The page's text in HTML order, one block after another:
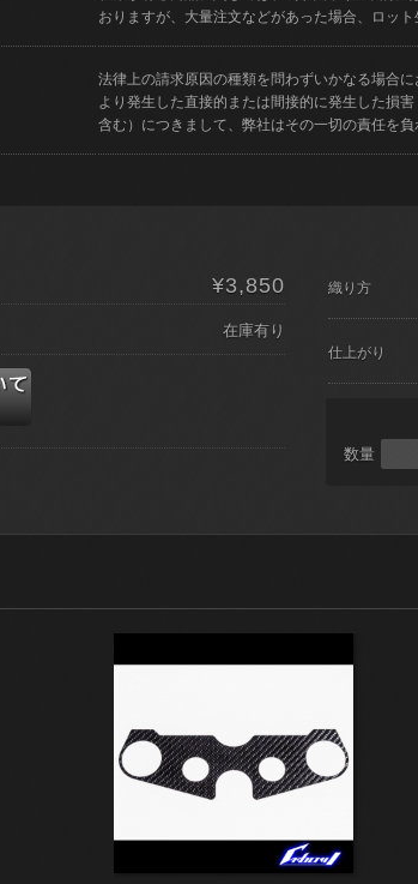
おりますが、大量注文などがあった場合、ロッ
法律上の請求原因の種類を問わずいかなる場合
より発生した直接的または間接的に発生した損
含む）につきまして、弊社はその一切の責任を
¥3,850
在庫有り
織り方
仕上がり
数量